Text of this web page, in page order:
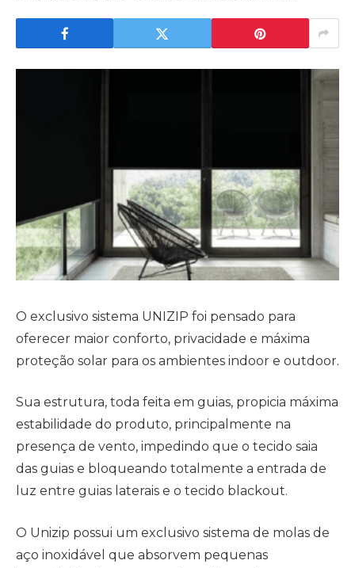
O exclusivo sistema UNIZIP foi pensado para
oferecer maior conforto, privacidade e máxima
proteção solar para os ambientes indoor e outdoor.
Sua estrutura, toda feita em guias, propicia máxima
estabilidade do produto, principalmente na
presença de vento, impedindo que o tecido saia
das guias e bloqueando totalmente a entrada de
luz entre guias laterais e o tecido blackout.
O Unizip possui um exclusivo sistema de molas de
aço inoxidável que absorvem pequenas